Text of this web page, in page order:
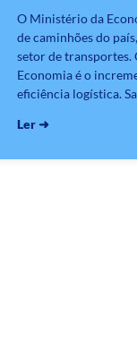
O Ministério da
de caminhões do
setor de
Economia é o
eficiência logística.
Ler ➜